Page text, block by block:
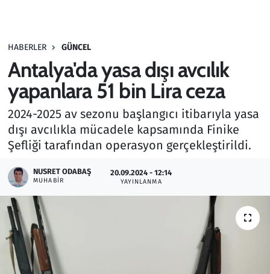
HABERLER GÜNCEL
Antalya'da yasa dışı avcılık
yapanlara 51 bin Lira ceza
2024-2025 av sezonu başlangıcı itibarıyla yasa
dışı avcılıkla mücadele kapsamında Finike
Şefliği tarafından operasyon gerçekleştirildi.
NUSRET ODABAŞ
MUHABIR
20.09.2024 - 12:14
YAYINLANMA
Haber
Kültür Sanat
Kurumsal Haberler
Lezzet Durağı
Memur ve Kamu
Otomobil
Oyun
Ramazan